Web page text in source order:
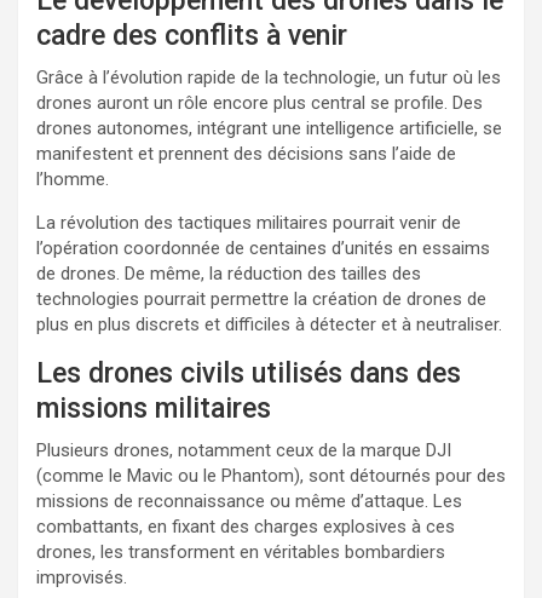
cadre des conflits à venir
Grâce à l’évolution rapide de la technologie, un futur où les
drones auront un rôle encore plus central se profile. Des
drones autonomes, intégrant une intelligence artificielle, se
manifestent et prennent des décisions sans l’aide de
l’homme.
La révolution des tactiques militaires pourrait venir de
l’opération coordonnée de centaines d’unités en essaims
de drones. De même, la réduction des tailles des
technologies pourrait permettre la création de drones de
plus en plus discrets et difficiles à détecter et à neutraliser.
Les drones civils utilisés dans des
missions militaires
Plusieurs drones, notamment ceux de la marque DJI
(comme le Mavic ou le Phantom), sont détournés pour des
missions de reconnaissance ou même d’attaque. Les
combattants, en fixant des charges explosives à ces
drones, les transforment en véritables bombardiers
improvisés.